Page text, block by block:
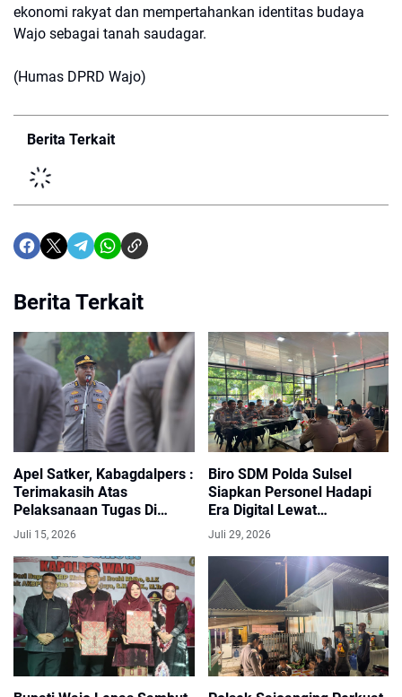
ekonomi rakyat dan mempertahankan identitas budaya
Wajo sebagai tanah saudagar.
(Humas DPRD Wajo)
Berita Terkait
Berita Terkait
Apel Satker, Kabagdalpers :
Terimakasih Atas
Pelaksanaan Tugas Di
Bulan Juli ini Berjalan
Dengan Baik
Juli 15, 2026
Biro SDM Polda Sulsel
Siapkan Personel Hadapi
Era Digital Lewat
Sosialisasi Artificial
Intelligence
Juli 29, 2026